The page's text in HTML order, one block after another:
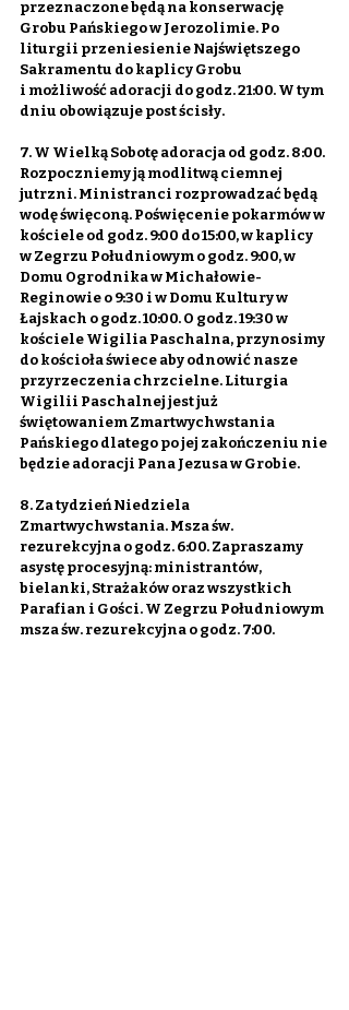
przeznaczone będą na konserwację
Grobu Pańskiego w Jerozolimie. Po
liturgii przeniesienie Najświętszego
Sakramentu do kaplicy Grobu
i możliwość adoracji do godz. 21:00. W tym
dniu obowiązuje post ścisły.
7. W Wielką Sobotę adoracja od godz. 8:00.
Rozpoczniemy ją modlitwą ciemnej
jutrzni. Ministranci rozprowadzać będą
wodę święconą. Poświęcenie pokarmów w
kościele od godz. 9:00 do 15:00, w kaplicy
w Zegrzu Południowym o godz. 9:00, w
Domu Ogrodnika w Michałowie-
Reginowie o 9:30 i w Domu Kultury w
Łajskach o godz. 10:00. O godz. 19:30 w
kościele Wigilia Paschalna, przynosimy
do kościoła świece aby odnowić nasze
przyrzeczenia chrzcielne. Liturgia
Wigilii Paschalnej jest już
świętowaniem Zmartwychwstania
Pańskiego dlatego po jej zakończeniu nie
będzie adoracji Pana Jezusa w Grobie.
8. Za tydzień Niedziela
Zmartwychwstania. Msza św.
rezurekcyjna o godz. 6:00. Zapraszamy
asystę procesyjną: ministrantów,
bielanki, Strażaków oraz wszystkich
Parafian i Gości. W Zegrzu Południowym
msza św. rezurekcyjna o godz. 7:00.